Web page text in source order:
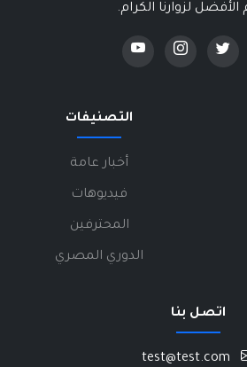
الأفضل لزوارنا الكرام.
التصنيفات
أخبار عامة
فيديوهات
المحترفين
الدوري المصري
اتصل بنا